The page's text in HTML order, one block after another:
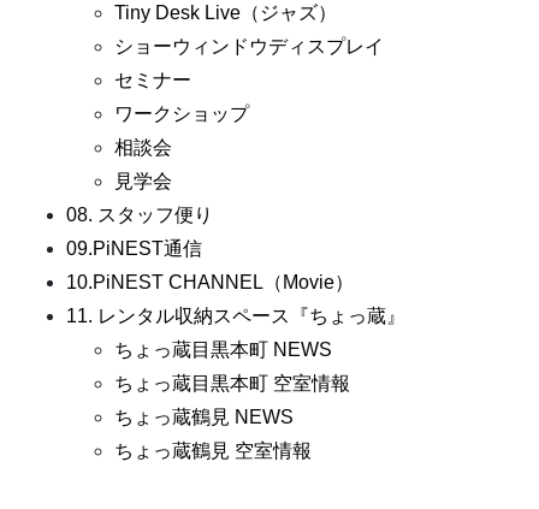
Tiny Desk Live（ジャズ）
ショーウィンドウディスプレイ
セミナー
ワークショップ
相談会
見学会
08. スタッフ便り
09.PiNEST通信
10.PiNEST CHANNEL（Movie）
11. レンタル収納スペース『ちょっ蔵』
ちょっ蔵目黒本町 NEWS
ちょっ蔵目黒本町 空室情報
ちょっ蔵鶴見 NEWS
ちょっ蔵鶴見 空室情報